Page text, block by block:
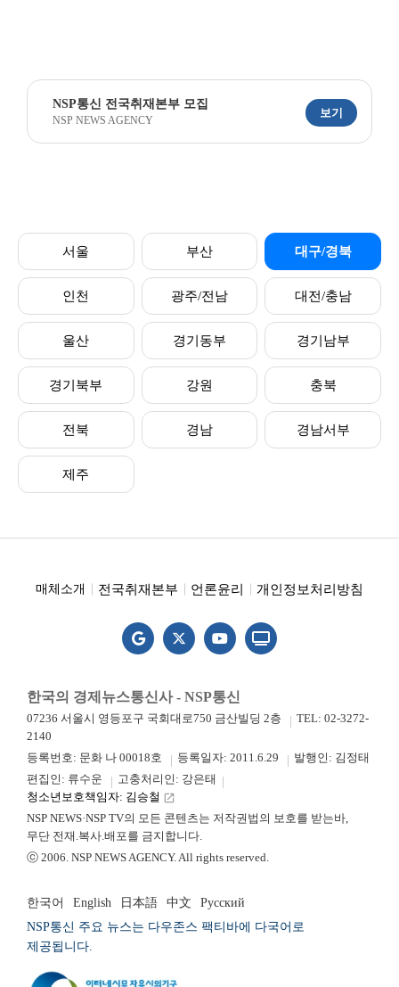
NSP통신 전국취재본부 모집
NSP NEWS AGENCY
보기
서울 부산 대구/경북
인천 광주/전남 대전/충남
울산 경기동부 경기남부
경기북부 강원 충북
전북 경남 경남서부
제주
매체소개 전국취재본부 언론윤리 개인정보처리방침
한국의 경제뉴스통신사 - NSP통신
07236 서울시 영등포구 국회대로750 금산빌딩 2층
TEL: 02-3272-
2140
등록번호: 문화 나 00018호
등록일자: 2011.6.29
발행인: 김정태
편집인: 류수운
고충처리인: 강은태
청소년보호책임자: 김승철 launch
NSP NEWS·NSP TV의 모든 콘텐츠는 저작권법의 보호를 받는바,
무단 전재.복사.배포를 금지합니다.
ⓒ 2006. NSP NEWS AGENCY. All rights reserved.
한국어 English 日本語 中文
Русский
NSP통신 주요 뉴스는 다우존스 팩티바에 다국어로
제공됩니다.